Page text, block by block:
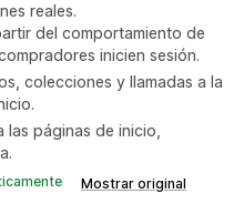
reales.
del comportamiento de
inicien sesión.
colecciones y llamadas a la
las páginas de inicio,
Mostrar original